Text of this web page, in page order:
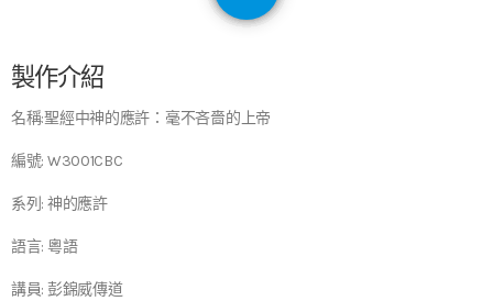
製作介紹
名稱:聖經中神的應許：毫不吝嗇的上帝
編號: W3001CBC
系列: 神的應許
語言: 粵語
講員: 彭錦威傳道